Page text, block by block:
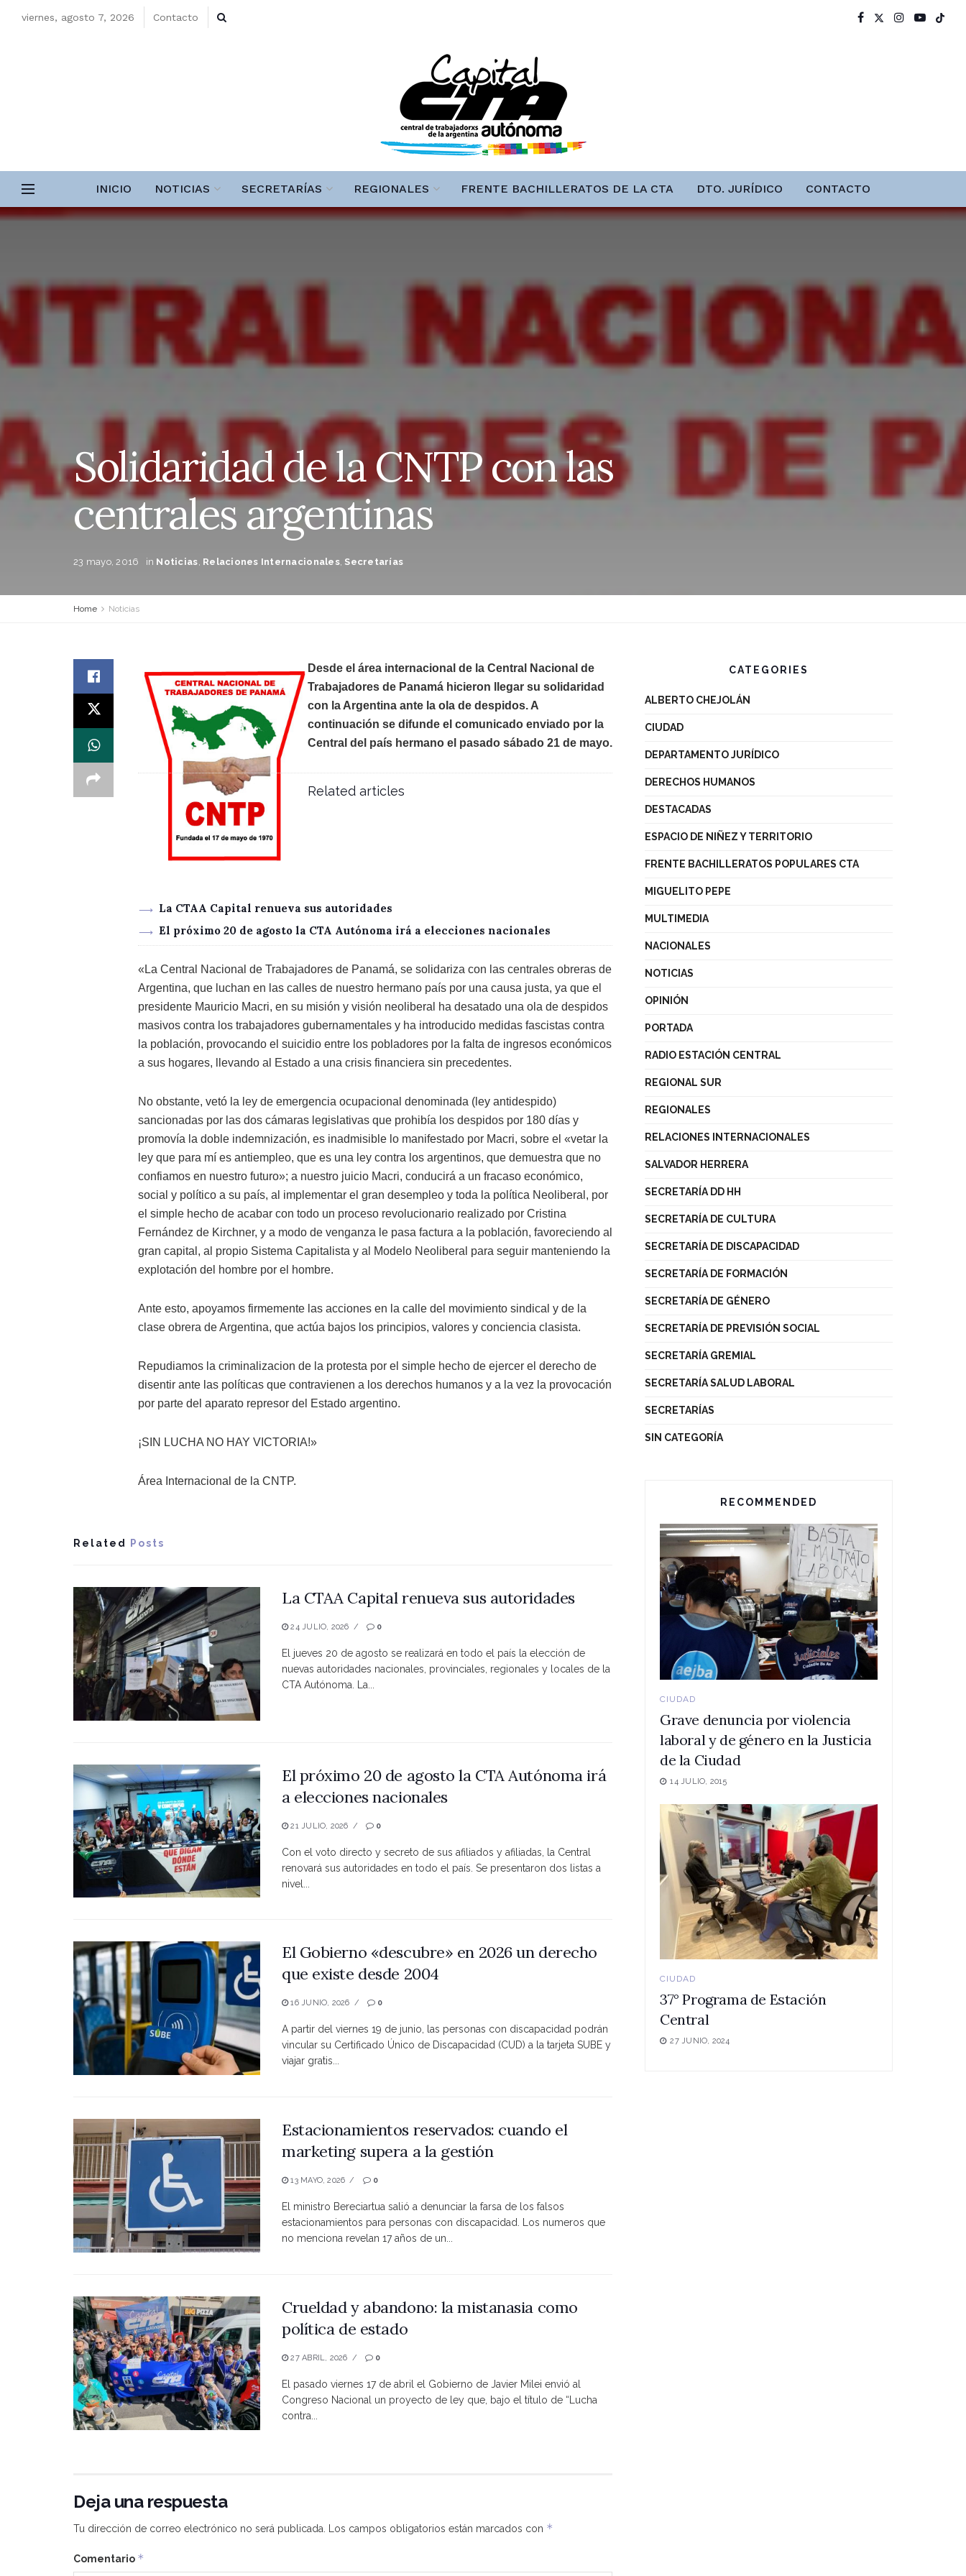
viernes, agosto 7, 2026 Contacto
INICIO NOTICIAS SECRETARÍAS REGIONALES FRENTE BACHILLERATOS DE LA CTA DTO. JURÍDICO CONTACTO
Solidaridad de la CNTP con las
centrales argentinas
23 mayo, 2016 in Noticias, Relaciones Internacionales, Secretarías
Home Noticias
Desde el área internacional de la Central Nacional de
Trabajadores de Panamá hicieron llegar su solidaridad
con la Argentina ante la ola de despidos. A
continuación se difunde el comunicado enviado por la
Central del país hermano el pasado sábado 21 de mayo.
Related articles
La CTAA Capital renueva sus autoridades
El próximo 20 de agosto la CTA Autónoma irá a elecciones nacionales
«La Central Nacional de Trabajadores de Panamá, se solidariza con las centrales obreras de
Argentina, que luchan en las calles de nuestro hermano país por una causa justa, ya que el
presidente Mauricio Macri, en su misión y visión neoliberal ha desatado una ola de despidos
masivos contra los trabajadores gubernamentales y ha introducido medidas fascistas contra
la población, provocando el suicidio entre los pobladores por la falta de ingresos económicos
a sus hogares, llevando al Estado a una crisis financiera sin precedentes.
No obstante, vetó la ley de emergencia ocupacional denominada (ley antidespido)
sancionadas por las dos cámaras legislativas que prohibía los despidos por 180 días y
promovía la doble indemnización, es inadmisible lo manifestado por Macri, sobre el «vetar la
ley que para mí es antiempleo, que es una ley contra los argentinos, que demuestra que no
confiamos en nuestro futuro»; a nuestro juicio Macri, conducirá a un fracaso económico,
social y político a su país, al implementar el gran desempleo y toda la política Neoliberal, por
el simple hecho de acabar con todo un proceso revolucionario realizado por Cristina
Fernández de Kirchner, y a modo de venganza le pasa factura a la población, favoreciendo al
gran capital, al propio Sistema Capitalista y al Modelo Neoliberal para seguir manteniendo la
explotación del hombre por el hombre.
Ante esto, apoyamos firmemente las acciones en la calle del movimiento sindical y de la
clase obrera de Argentina, que actúa bajos los principios, valores y conciencia clasista.
Repudiamos la criminalizacion de la protesta por el simple hecho de ejercer el derecho de
disentir ante las políticas que contravienen a los derechos humanos y a la vez la provocación
por parte del aparato represor del Estado argentino.
¡SIN LUCHA NO HAY VICTORIA!»
Área Internacional de la CNTP.
Related Posts
La CTAA Capital renueva sus autoridades
24 JULIO, 2026 0
El jueves 20 de agosto se realizará en todo el país la elección de
nuevas autoridades nacionales, provinciales, regionales y locales de la
CTA Autónoma. La...
El próximo 20 de agosto la CTA Autónoma irá
a elecciones nacionales
21 JULIO, 2026 0
Con el voto directo y secreto de sus afiliados y afiliadas, la Central
renovará sus autoridades en todo el país. Se presentaron dos listas a
nivel...
El Gobierno «descubre» en 2026 un derecho
que existe desde 2004
16 JUNIO, 2026 0
A partir del viernes 19 de junio, las personas con discapacidad podrán
vincular su Certificado Único de Discapacidad (CUD) a la tarjeta SUBE y
viajar gratis...
Estacionamientos reservados: cuando el
marketing supera a la gestión
13 MAYO, 2026 0
El ministro Bereciartua salió a denunciar la farsa de los falsos
estacionamientos para personas con discapacidad. Los numeros que
no menciona revelan 17 años de un...
Crueldad y abandono: la mistanasia como
política de estado
27 ABRIL, 2026 0
El pasado viernes 17 de abril el Gobierno de Javier Milei envió al
Congreso Nacional un proyecto de ley que, bajo el título de “Lucha
contra...
Deja una respuesta
Tu dirección de correo electrónico no será publicada. Los campos obligatorios están marcados con *
Comentario *
CATEGORIES
ALBERTO CHEJOLÁN
CIUDAD
DEPARTAMENTO JURÍDICO
DERECHOS HUMANOS
DESTACADAS
ESPACIO DE NIÑEZ Y TERRITORIO
FRENTE BACHILLERATOS POPULARES CTA
MIGUELITO PEPE
MULTIMEDIA
NACIONALES
NOTICIAS
OPINIÓN
PORTADA
RADIO ESTACIÓN CENTRAL
REGIONAL SUR
REGIONALES
RELACIONES INTERNACIONALES
SALVADOR HERRERA
SECRETARÍA DD HH
SECRETARÍA DE CULTURA
SECRETARÍA DE DISCAPACIDAD
SECRETARÍA DE FORMACIÓN
SECRETARÍA DE GÉNERO
SECRETARÍA DE PREVISIÓN SOCIAL
SECRETARÍA GREMIAL
SECRETARÍA SALUD LABORAL
SECRETARÍAS
SIN CATEGORÍA
RECOMMENDED
CIUDAD
Grave denuncia por violencia
laboral y de género en la Justicia
de la Ciudad
14 JULIO, 2015
CIUDAD
37° Programa de Estación
Central
27 JUNIO, 2024